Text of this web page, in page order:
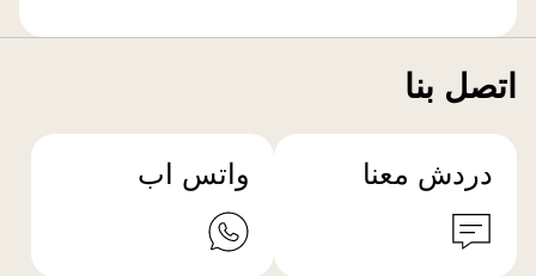
اتصل بنا
دردش معنا واتس اب